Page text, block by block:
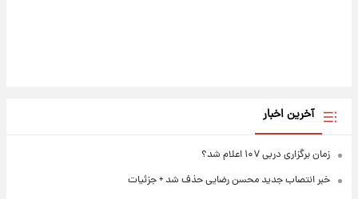
آخرین اخبار
زمان برگزاری دربی ۱۰۷ اعلام شد؟
خبر انتصاب جدید محسن رضایی حذف شد + جزئیات